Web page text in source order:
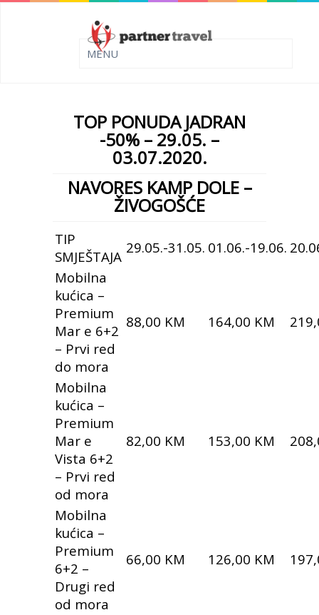
TOP PONUDA JADRAN
-50% – 29.05. –
03.07.2020.
NAVORES KAMP DOLE –
ŽIVOGOŠĆE
TIP
SMJEŠTAJA
29.05.-31.05. 01.06.-19.06.
Mobilna
kućica –
Premium
Mar e 6+2
– Prvi red
do mora
88,00 KM 164,00 KM
Mobilna
kućica –
Premium
Mar e
Vista 6+2
– Prvi red
od mora
82,00 KM 153,00 KM
Mobilna
kućica –
Premium
6+2 –
Drugi red
od mora
66,00 KM 126,00 KM